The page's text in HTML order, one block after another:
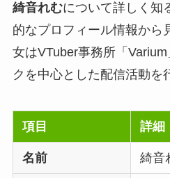
綺音れむについて詳しく知
的なプロフィール情報から
女はVTuber事務所「
クを中心とした配信活動を
項目 詳細
名前 綺音